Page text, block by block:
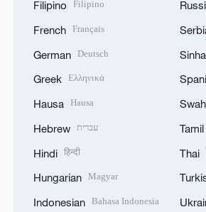
Filipino Filipino
French Français
German Deutsch
Greek Ελληνικά
Hausa Hausa
Hebrew עברית
Hindi हिन्दी
Hungarian Magyar
Indonesian Bahasa Indonesia
Tamil
Thai